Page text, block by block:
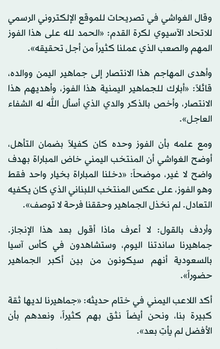
وقال الغواشي في تصريحات للموقع الإلكتروني الرسمي
للاتحاد الآسيوي لكرة القدم: «الحمد لله على هذا الفوز
المهم والصعب الذي عملنا كثيراً من أجل تحقيقه».
وأهدى المهاجم هذا الانتصار إلى جماهير اليمن ووالده،
قائلاً: «أبارك للجماهير اليمنية هذا الفوز، وأهديهم هذا
الانتصار، وأخص بالذكر والدي الذي أسأل الله له الشفاء
العاجل».
ومع علمه بأن الفوز وحده كان كفيلاً بضمان التأهل،
أوضح الغواشي أن المنتخب اليمني خاض المباراة بهدف
واضح لا غير، موضحاً: «دخلنا المباراة بخيار واحد فقط
وهو الفوز، على عكس المنتخب اللبناني الذي كان يكفيه
التعادل. لم نخذل الجماهير وحققنا فرحة لا توصف».
وأردف بالقول: لا أعرف ماذا أقول بعد هذا الإنجاز.
جماهيرنا ساندتنا اليوم، وستشاهدون في كأس آسيا
بالسعودية أنهم سيكونون من بين أكبر الجماهير
حضوراً».
أكد اللاعب اليمني في ختام حديثه: «جماهيرنا لديها ثقة
كبيرة بنا، ونحن أيضاً نثق بهم كثيراً، ونعدهم بأن
الأفضل لم يأتِ بعد».